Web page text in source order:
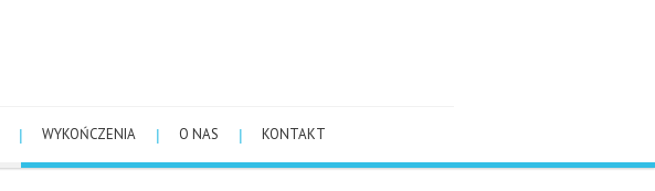
WYKOŃCZENIA O NAS KONTAKT